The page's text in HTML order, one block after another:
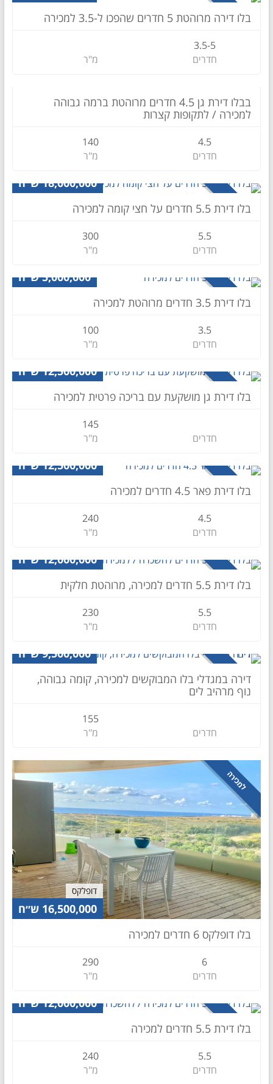
למכירה
בלו דירה מרוהטת 5 חדרים שהפכו ל-3.5 למכירה
3.5-5
חדרים
מ"ר
SHORT TERM
בבלו דירת גן 4.5 חדרים מרוהטת ברמה גבוהה
למכירה / לתקופות קצרות
4.5
חדרים
140
מ"ר
למכירה
18,000,000 ש״ח
בלו דירת 5.5 חדרים על חצי קומה למכירה
5.5
חדרים
300
מ"ר
למכירה
5,000,000 ש״ח
בלו דירת 3.5 חדרים מרוהטת למכירה
3.5
חדרים
100
מ"ר
למכירה
12,500,000 ש״ח
בלו דירת גן מושקעת עם בריכה פרטית למכירה
חדרים
145
מ"ר
למכירה
12,500,000 ש״ח
בלו דירת פאר 4.5 חדרים למכירה
4.5
חדרים
240
מ"ר
למכירה
12,000,000 ש״ח
בלו דירת 5.5 חדרים למכירה, מרוהטת חלקית
5.5
חדרים
230
מ"ר
למכירה
9,500,000 ש״ח
דירה במגדלי בלו המבוקשים למכירה, קומה גבוהה,
נוף מרהיב לים
חדרים
155
מ"ר
למכירה
דופלקס
16,500,000 ש״ח
בלו דופלקס 6 חדרים למכירה
6
חדרים
290
מ"ר
למכירה
12,000,000 ש״ח
בלו דירת 5.5 חדרים למכירה
5.5
חדרים
240
מ"ר